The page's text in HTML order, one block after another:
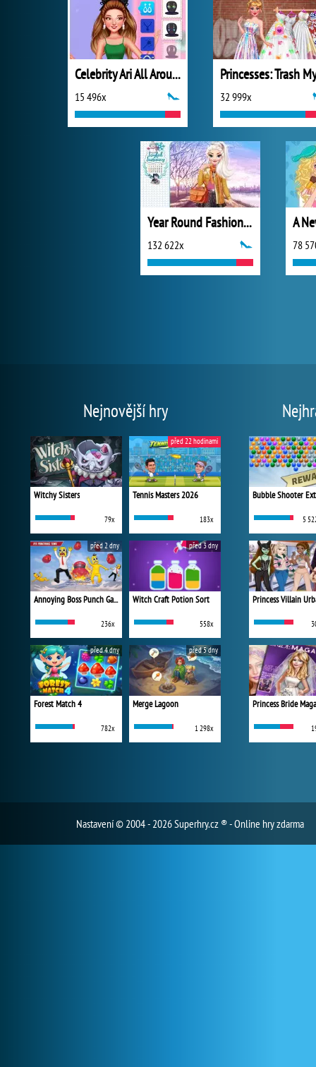
Celebrity Ari All Around the Fashion
15 496x 32 999x
Year Round Fashionista: Elsa
132 622x 78
Nejnovější hry
Witchy Sisters
79x
Tennis Masters 2026
183x
před 22 hodinami
Annoying Boss Punch Game
236x
před 2 dny
Witch Craft Potion Sort
558x
před 3 dny
Forest Match 4
782x
před 4 dny
Merge Lagoon
1 298x
před 5 dny
Bubble Shooter
5
Princess Bride
Nastavení© 2004 - 2026 Superhry.cz ® - Online hry zdarma